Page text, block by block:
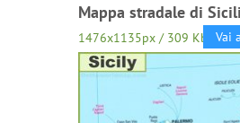
Mappa stradale di
1476x1135px / 309 Kb Vai